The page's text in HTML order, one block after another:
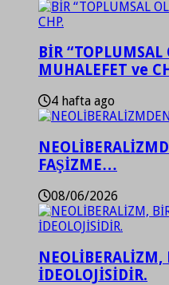
BİR “TOPLUMSAL
MUHALEFET ve
4 hafta ago
FAŞİZME…
08/06/2026
NEOLİBERALİZM,
İDEOLOJİSİDİR.